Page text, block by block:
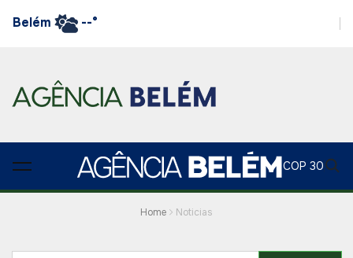
Belém --°
COP 30
Home Noticias